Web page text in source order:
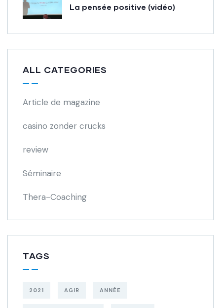
La pensée positive (vidéo)
ALL CATEGORIES
Article de magazine
casino zonder crucks
review
Séminaire
Thera-Coaching
TAGS
2021 AGIR ANNÉE